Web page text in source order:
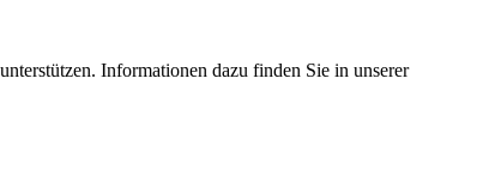
Informationen dazu finden Sie in unserer